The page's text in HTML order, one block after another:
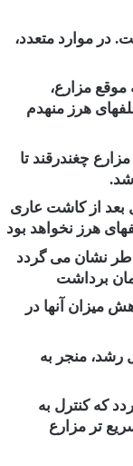
در موارد متعدد،
مزارع،
هرز منهدم
چغندرقند تا
بعد از کاشت عاری
هرز نخواهد بود
نشان می گردد
برداشت
میزان آنها در
منجر به
که کنترل به
تر مزارع